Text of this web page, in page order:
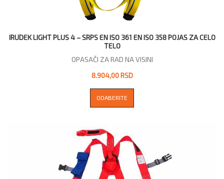
IRUDEK LIGHT PLUS 4 – SRPS EN ISO 361 EN ISO 358 POJAS ZA CELO
TELO
OPASAČI ZA RAD NA VISINI
8.904,00 RSD
ODABERITE